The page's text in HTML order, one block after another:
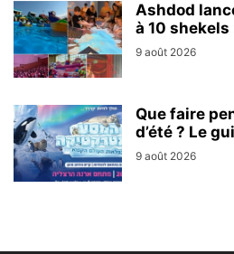
Ashdod
à 10 shekels
9 août 2026
Que faire
d’été ? Le
9 août 2026